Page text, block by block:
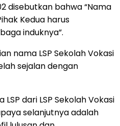
disebutkan bahwa “Nama
Kedua harus
induknya”.
nama LSP Sekolah Vokasi
sejalan dengan
dari LSP Sekolah Vokasi
selanjutnya adalah